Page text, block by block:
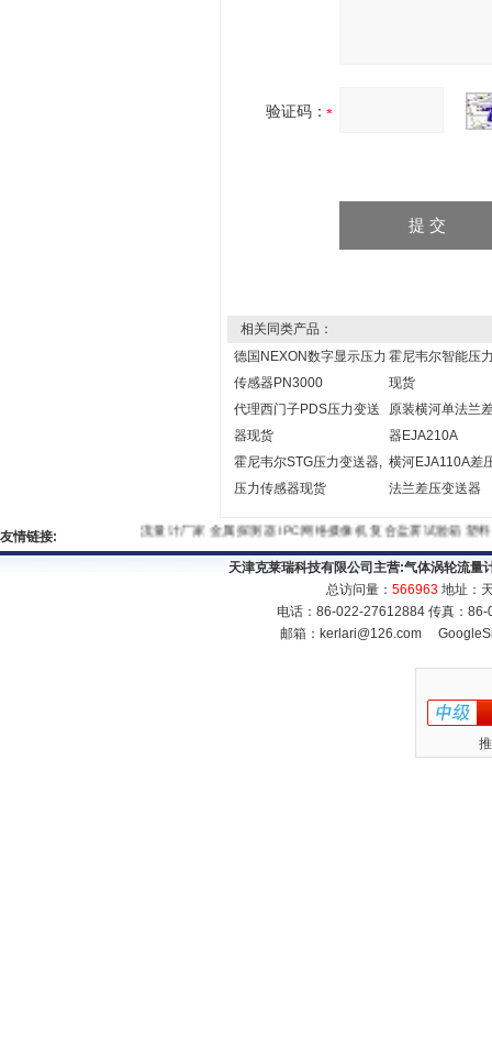
验证码：
相关同类产品：
德国NEXON数字显示压力
传感器PN3000
霍尼韦尔智能压
现货
代理西门子PDS压力变送
器现货
原装横河单法兰
器EJA210A
霍尼韦尔STG压力变送器,
压力传感器现货
横河EJA110A差
法兰差压变送器
友情链接: 流量计厂家金属探测器IPC网络摄像机复合盐雾试验箱塑料
天津克莱瑞科技有限公司主营:气体涡轮流量
总访问量： 566963 地址：
电话：86-022-27612884 传真：
邮箱： kerlari@126.com